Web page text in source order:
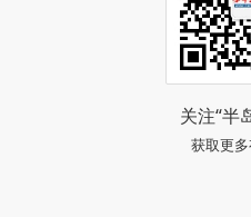
关注“半
获取更